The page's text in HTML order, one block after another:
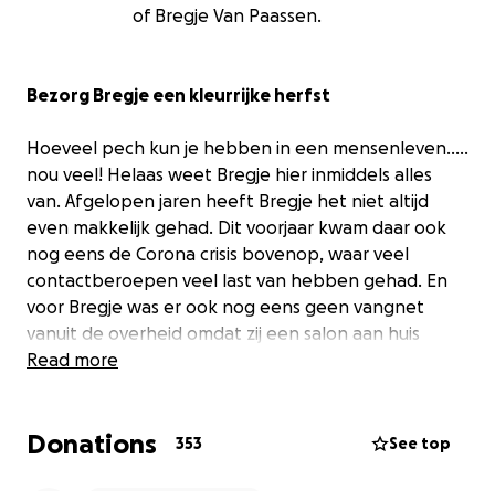
of Bregje Van Paassen.
Bezorg Bregje een kleurrijke herfst
Hoeveel pech kun je hebben in een mensenleven…..
nou veel! Helaas weet Bregje hier inmiddels alles
van. Afgelopen jaren heeft Bregje het niet altijd
even makkelijk gehad. Dit voorjaar kwam daar ook
nog eens de Corona crisis bovenop, waar veel
contactberoepen veel last van hebben gehad. En
voor Bregje was er ook nog eens geen vangnet
vanuit de overheid omdat zij een salon aan huis
heeft. Dat hakte er (financieel) behoorlijk in.
31 augustus jl. getroffen door een hersenbloeding.
Read more
Donations 353 See top